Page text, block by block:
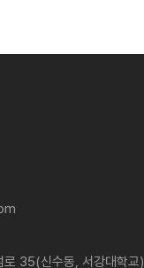
로 35(신수동, 서강대학교)